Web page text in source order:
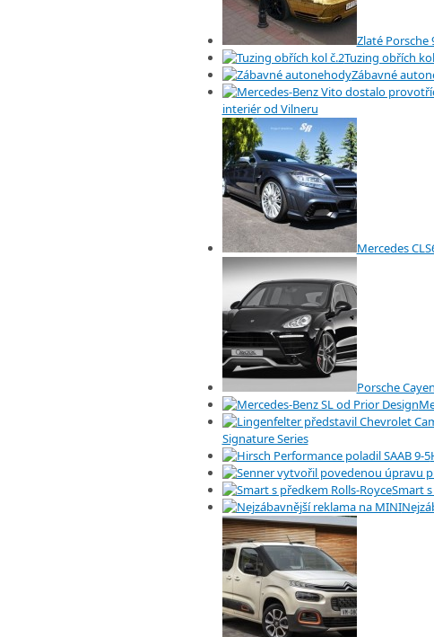
Zlaté Porsche
Tuzing obřích
Zábavné
interiér od Vilneru
Mercedes
Porsche
Signature Series
Smart